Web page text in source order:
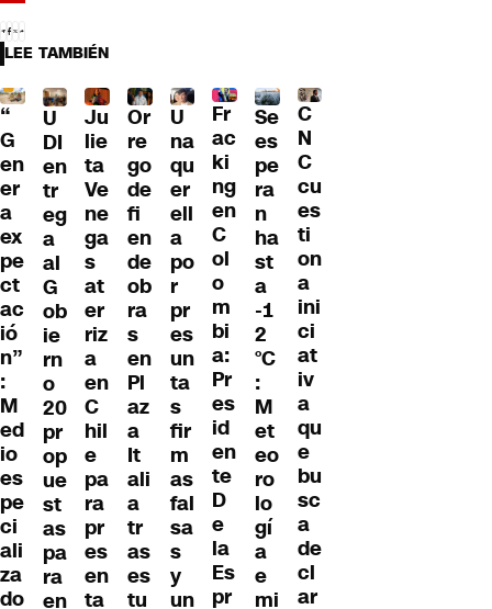
LEE TAMBIÉN
“
G
en
er
a
ex
pe
ct
ac
ió
n”
:
M
ed
io
es
pe
ci
ali
za
do
U
DI
en
tr
eg
a
al
G
ob
ie
rn
o
20
pr
op
ue
st
as
pa
ra
en
Ju
lie
ta
Ve
ne
ga
s
at
er
riz
a
en
C
hil
e
pa
ra
pr
es
en
ta
Or
re
go
de
fi
en
de
ob
ra
s
en
Pl
az
a
It
ali
a
tr
as
es
tu
U
na
qu
er
ell
a
po
r
pr
es
un
ta
s
fir
m
as
fal
sa
s
y
un
Fr
ac
ki
ng
en
C
ol
o
m
bi
a:
Pr
es
id
en
te
D
e
la
Es
pr
Se
es
pe
ra
n
ha
st
a
-1
2
°C
:
M
et
eo
ro
lo
gí
a
e
mi
C
N
C
cu
es
ti
on
a
ini
ci
at
iv
a
qu
e
bu
sc
a
de
cl
ar